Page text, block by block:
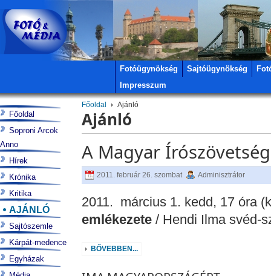
Fotóügynökség Sajtóügynökség
Impresszum
Főoldal Ajánló
Ajánló
A Magyar
2011. február 26. szombat Adminisztrátor
2011. március 1. kedd, 17 óra
emlékezete/ Hendi Ilma svéd-
BŐVEBBEN...
Főoldal
Soproni Arcok
Anno
Hírek
Krónika
Kritika
AJÁNLÓ
Sajtószemle
Kárpát-medence
Egyházak